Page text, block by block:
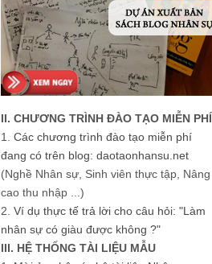
II. CHƯƠNG TRÌNH ĐÀO TẠO MIỄN PHÍ
1. Các chương trình đào tạo miễn phí
đang có trên blog: daotaonhansu.net
(Nghề Nhân sự, Sinh viên thực tập, Nâng
cao thu nhập ...)
2. Ví dụ thực tế trả lời cho câu hỏi: "Làm
nhân sự có giàu được không ?"
III. HỆ THỐNG TÀI LIỆU MẪU